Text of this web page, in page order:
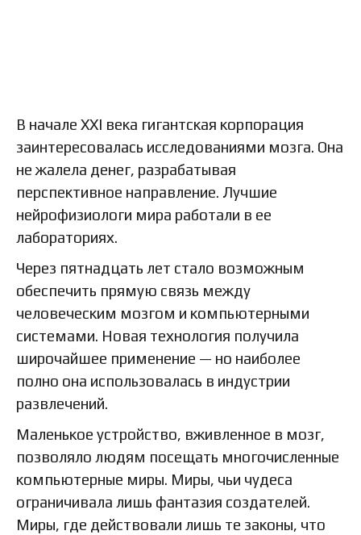
В начале XXI века гигантская корпорация
заинтересовалась исследованиями мозга. Она
не жалела денег, разрабатывая
перспективное направление. Лучшие
нейрофизиологи мира работали в ее
лабораториях.
Через пятнадцать лет стало возможным
обеспечить прямую связь между
человеческим мозгом и компьютерными
системами. Новая технология получила
широчайшее применение — но наиболее
полно она использовалась в индустрии
развлечений.
Маленькое устройство, вживленное в мозг,
позволяло людям посещать многочисленные
компьютерные миры. Миры, чьи чудеса
ограничивала лишь фантазия создателей.
Миры, где действовали лишь те законы, что